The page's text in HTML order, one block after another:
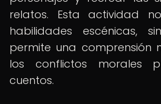
relatos. Esta actividad
habilidades escénicas,
permite una comprensión
los conflictos morales
cuentos.